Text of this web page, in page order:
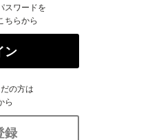
スワードを
ちらから
ン
の方は
ら
録